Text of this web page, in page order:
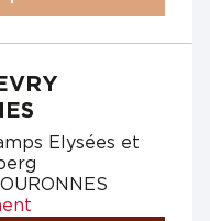
Elysées et